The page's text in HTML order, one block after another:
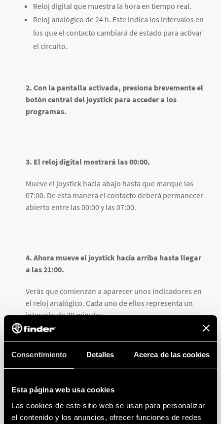
Consentimiento Detalles Acerca de las cookies
Esta página web usa cookies
Las cookies de este sitio web se usan para personalizar
el contenido y los anuncios, ofrecer funciones de redes
Reloj digital que muestra la hora en tiempo real.
Reloj analógico de 24 h. Este indica los intervalos en
los que el contacto cambiará de estado para activar
el circuito.
2. Con la pantalla activada, presiona brevemente el
botón central del joystick para acceder a los
programas.
3. El reloj digital mostrará las 00:00.
Mueve el joystick hacia abajo hasta que marque las
07:00. De esta manera el contacto deberá permanecer
abierto entre las 00:00 y las 07:00.
4. Ahora mueve el joystick hacia arriba hasta llegar
a las 21:00.
Verás que comienzan a aparecer unos indicadores en
el reloj analógico. Cada uno de ellos representa un
intervalo de 30 minutos.
21:00.